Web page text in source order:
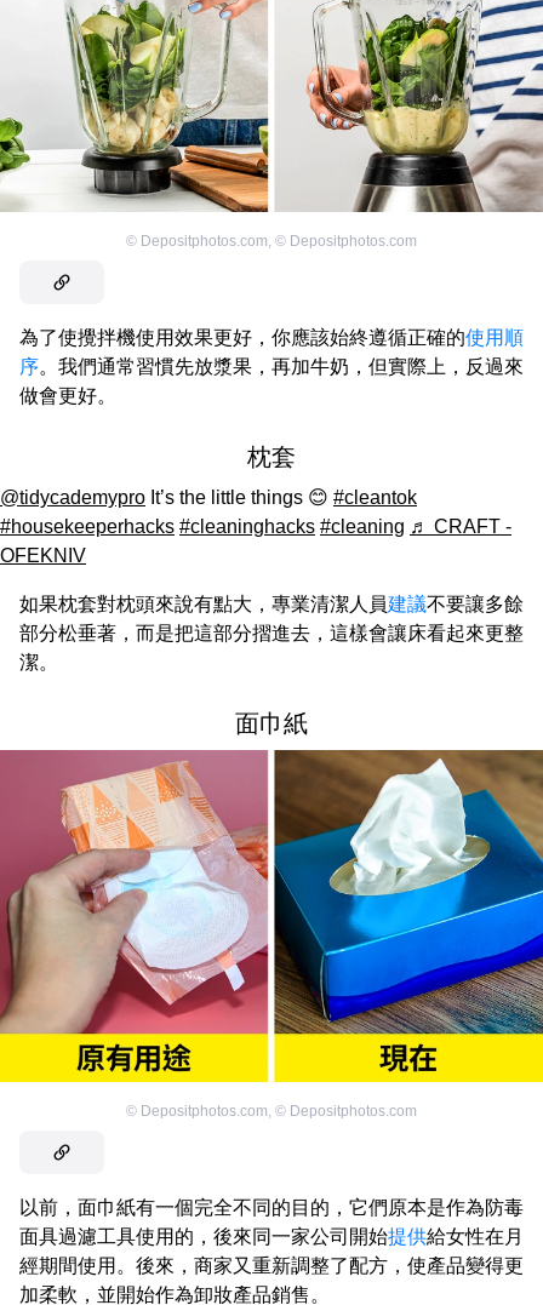
© Depositphotos.com, © Depositphotos.com
為了使攪拌機使用效果更好，你應該始終遵循正確的使用順
序。我們通常習慣先放漿果，再加牛奶，但實際上，反過來
做會更好。
枕套
@tidycademypro It’s the little things 😊 #cleantok
#housekeeperhacks #cleaninghacks #cleaning ♬ CRAFT -
OFEKNIV
如果枕套對枕頭來說有點大，專業清潔人員建議不要讓多餘
部分松垂著，而是把這部分摺進去，這樣會讓床看起來更整
潔。
面巾紙
© Depositphotos.com, © Depositphotos.com
以前，面巾紙有一個完全不同的目的，它們原本是作為防毒
面具過濾工具使用的，後來同一家公司開始提供給女性在月
經期間使用。後來，商家又重新調整了配方，使產品變得更
加柔軟，並開始作為卸妝產品銷售。